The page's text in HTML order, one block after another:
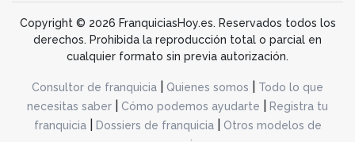
Copyright © 2026 FranquiciasHoy.es. Reservados todos los
derechos. Prohibida la reproducción total o parcial en
cualquier formato sin previa autorización.
Consultor de franquicia Quienes somos
Todo lo que
necesitas saber
Cómo podemos ayudarte
Registra tu
franquicia| Dossiers de franquicia|
Otros modelos de